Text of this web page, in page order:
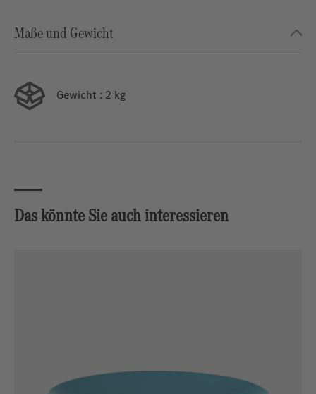
Maße und Gewicht
Gewicht : 2 kg
Das könnte Sie auch interessieren